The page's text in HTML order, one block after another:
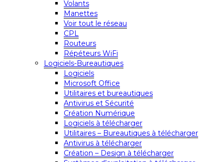
Volants
Manettes
Voir tout le réseau
CPL
Routeurs
Répéteurs WiFi
Logiciels-Bureautiques
Logiciels
Microsoft Office
Utilitaires et bureautiques
Antivirus et Sécurité
Création Numérique
Logiciels à télécharger
Utilitaires – Bureautiques à télécharger
Antivirus à télécharger
Création – Design à télécharger